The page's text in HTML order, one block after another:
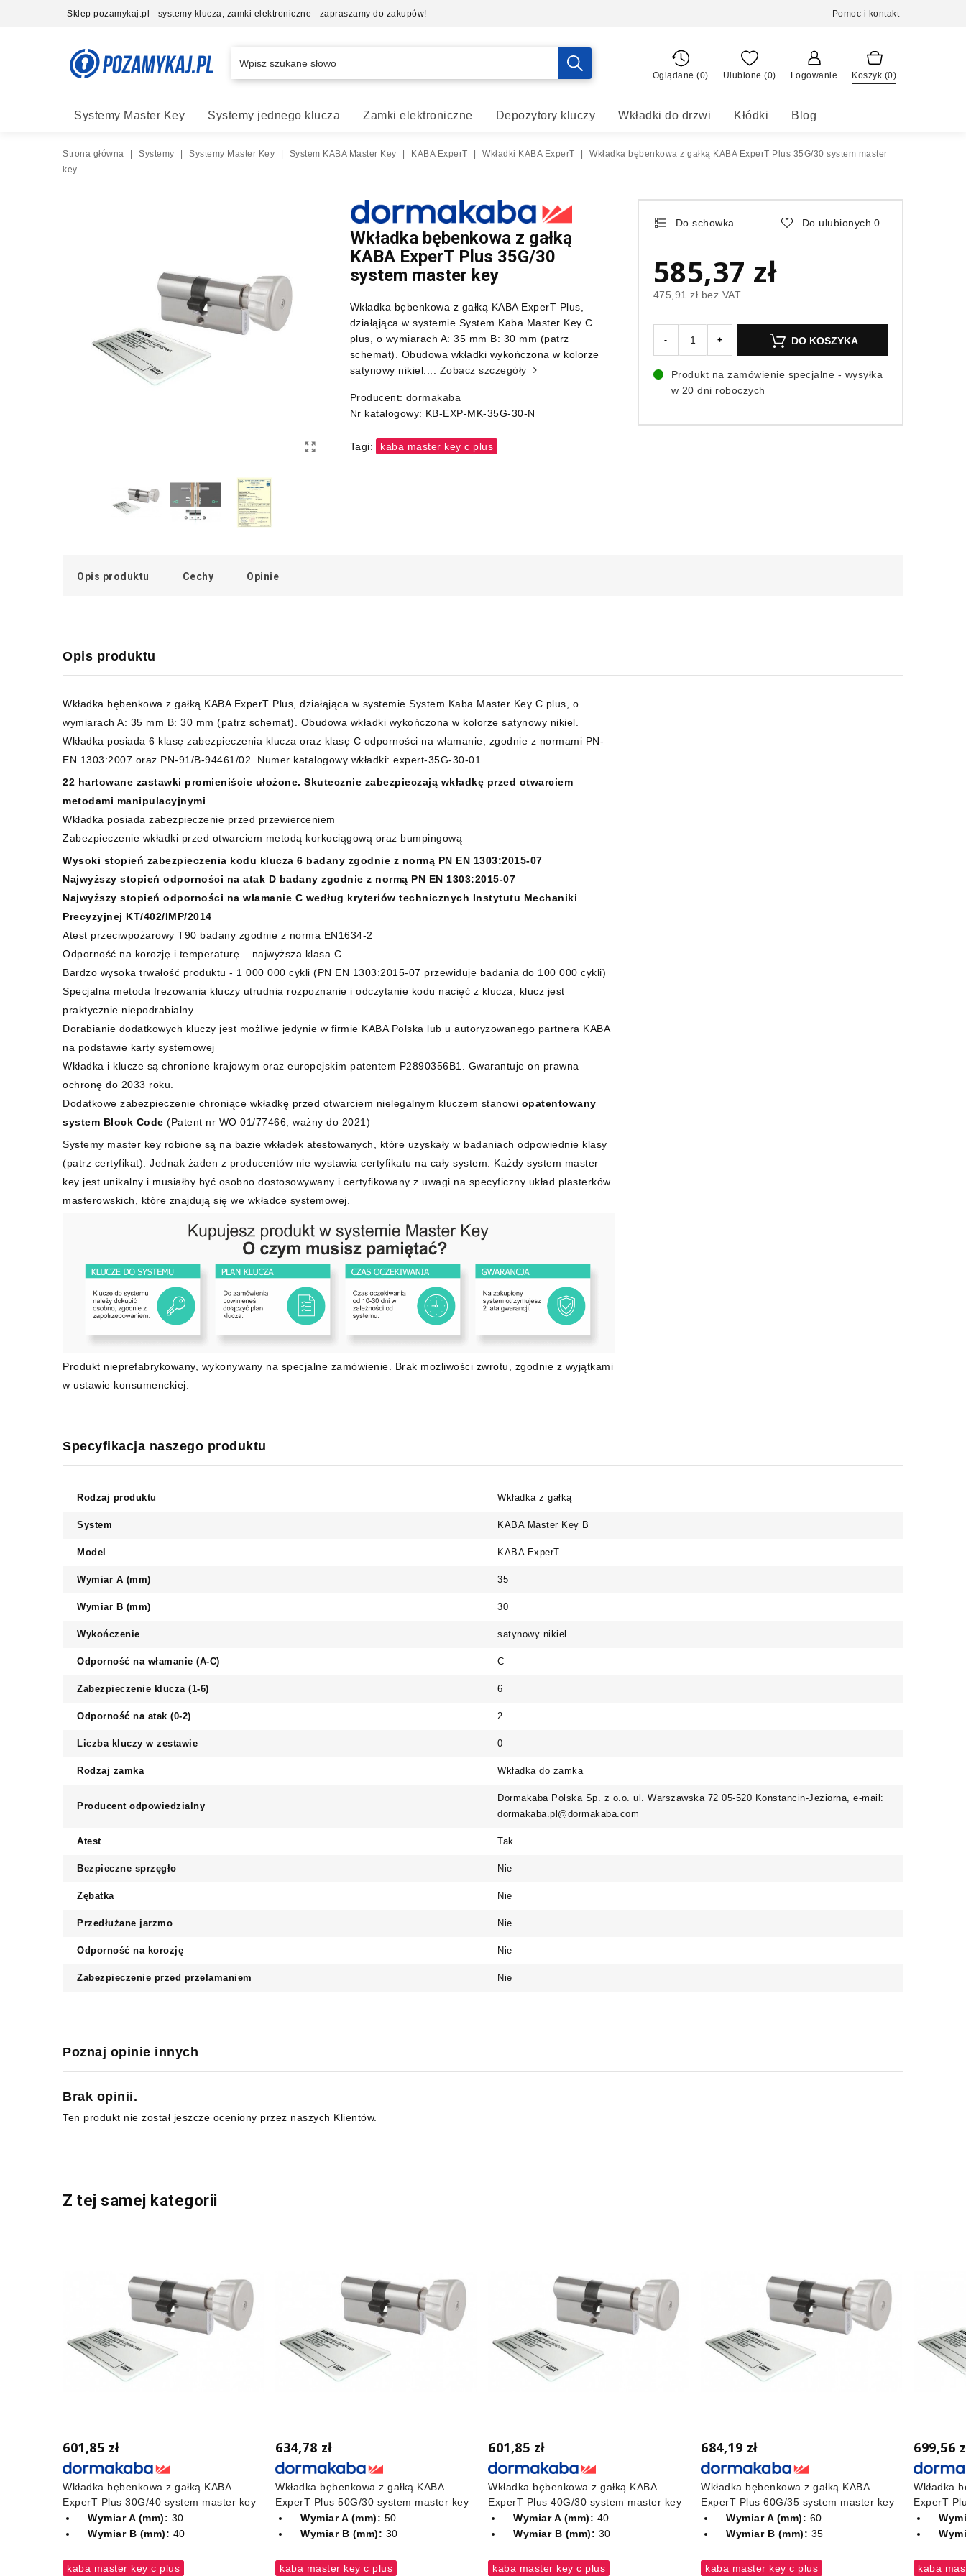
Sklep pozamykaj.pl - systemy klucza, zamki elektroniczne - zapraszamy do zakupów! Pomoc i kontakt
Oglądane (0) Ulubione (0) Logowanie Koszyk (0)
Systemy Master Key Systemy jednego klucza Zamki elektroniczne Depozytory kluczy Wkładki do drzwi Kłódki Blog
Strona główna Systemy Systemy Master Key System KABA Master Key KABA ExperT Wkładki KABA ExperT
Wkładka bębenkowa z gałką KABA ExperT Plus 35G/30 system master
key
Wkładka bębenkowa z gałką
KABA ExperT Plus 35G/30
system master key
Wkładka bębenkowa z gałką KABA ExperT Plus,
działąjąca w systemie System Kaba Master Key C
plus, o wymiarach A: 35 mm B: 30 mm (patrz
schemat). Obudowa wkładki wykończona w kolorze
satynowy nikiel.... Zobacz szczegóły
Producent: dormakaba
Nr katalogowy: KB-EXP-MK-35G-30-N
Tagi: kaba master key c plus
Do schowka Do ulubionych 0
585,37 zł
475,91 zł bez VAT
- + DO KOSZYKA
Produkt na zamówienie specjalne - wysyłka
w 20 dni roboczych
Opis produktu Cechy Opinie
Opis produktu
Wkładka bębenkowa z gałką KABA ExperT Plus, działąjąca w systemie System Kaba Master Key C plus, o
wymiarach A: 35 mm B: 30 mm (patrz schemat). Obudowa wkładki wykończona w kolorze satynowy nikiel.
Wkładka posiada 6 klasę zabezpieczenia klucza oraz klasę C odporności na włamanie, zgodnie z normami PN-
EN 1303:2007 oraz PN-91/B-94461/02. Numer katalogowy wkładki: expert-35G-30-01
22 hartowane zastawki promieniście ułożone. Skutecznie zabezpieczają wkładkę przed otwarciem
metodami manipulacyjnymi
Wkładka posiada zabezpieczenie przed przewierceniem
Zabezpieczenie wkładki przed otwarciem metodą korkociągową oraz bumpingową
Wysoki stopień zabezpieczenia kodu klucza 6 badany zgodnie z normą PN EN 1303:2015-07
Najwyższy stopień odporności na atak D badany zgodnie z normą PN EN 1303:2015-07
Najwyższy stopień odporności na włamanie C według kryteriów technicznych Instytutu Mechaniki
Precyzyjnej KT/402/IMP/2014
Atest przeciwpożarowy T90 badany zgodnie z norma EN1634-2
Odporność na korozję i temperaturę – najwyższa klasa C
Bardzo wysoka trwałość produktu - 1 000 000 cykli (PN EN 1303:2015-07 przewiduje badania do 100 000 cykli)
Specjalna metoda frezowania kluczy utrudnia rozpoznanie i odczytanie kodu nacięć z klucza, klucz jest
praktycznie niepodrabialny
Dorabianie dodatkowych kluczy jest możliwe jedynie w firmie KABA Polska lub u autoryzowanego partnera KABA
na podstawie karty systemowej
Wkładka i klucze są chronione krajowym oraz europejskim patentem P2890356B1. Gwarantuje on prawna
ochronę do 2033 roku.
Dodatkowe zabezpieczenie chroniące wkładkę przed otwarciem nielegalnym kluczem stanowi opatentowany
system Block Code (Patent nr WO 01/77466, ważny do 2021)
Systemy master key robione są na bazie wkładek atestowanych, które uzyskały w badaniach odpowiednie klasy
(patrz certyfikat). Jednak żaden z producentów nie wystawia certyfikatu na cały system. Każdy system master
key jest unikalny i musiałby być osobno dostosowywany i certyfikowany z uwagi na specyficzny układ plasterków
masterowskich, które znajdują się we wkładce systemowej.
Produkt nieprefabrykowany, wykonywany na specjalne zamówienie. Brak możliwości zwrotu, zgodnie z wyjątkami
w ustawie konsumenckiej.
Specyfikacja naszego produktu
Rodzaj produktu Wkładka z gałką
System KABA Master Key B
Model KABA ExperT
Wymiar A (mm) 35
Wymiar B (mm) 30
Wykończenie satynowy nikiel
Odporność na włamanie (A-C) C
Zabezpieczenie klucza (1-6) 6
Odporność na atak (0-2) 2
Liczba kluczy w zestawie 0
Rodzaj zamka Wkładka do zamka
Producent odpowiedzialny
Dormakaba Polska Sp. z o.o. ul. Warszawska 72 05-520 Konstancin-Jeziorna, e-mail:
dormakaba.pl@dormakaba.com
Atest Tak
Bezpieczne sprzęgło Nie
Zębatka Nie
Przedłużane jarzmo Nie
Odporność na korozję Nie
Zabezpieczenie przed przełamaniem Nie
Poznaj opinie innych
Brak opinii.
Ten produkt nie został jeszcze oceniony przez naszych Klientów.
Z tej samej kategorii
601,85 zł
Wkładka bębenkowa z gałką KABA
ExperT Plus 30G/40 system master key
Wymiar A (mm): 30
Wymiar B (mm): 40
kaba master key c plus
634,78 zł
Wkładka bębenkowa z gałką KABA
ExperT Plus 50G/30 system master key
Wymiar A (mm): 50
Wymiar B (mm): 30
kaba master key c plus
601,85 zł
Wkładka bębenkowa z gałką KABA
ExperT Plus 40G/30 system master key
Wymiar A (mm): 40
Wymiar B (mm): 30
kaba master key c plus
684,19 zł
Wkładka bębenkowa z gałką KABA
ExperT Plus 60G/35 system master key
Wymiar A (mm): 60
Wymiar B (mm): 35
kaba master key c plus
699,56
Wkładka
ExperT
kaba